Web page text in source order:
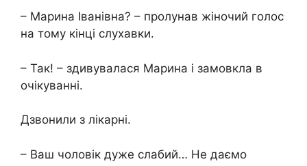
– Марина Іванівна? – пролунав жіночий голос
на тому кінці слухавки.
– Так! – здивувалася Марина і замовкла в
очікуванні.
Дзвонили з лікарні.
– Ваш чоловік дуже слабий… Не даємо